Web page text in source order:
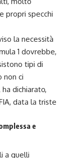
propri specchi
la necessità
1 dovrebbe,
tipi di
non ci
dichiarato,
data la triste
e
a quelli